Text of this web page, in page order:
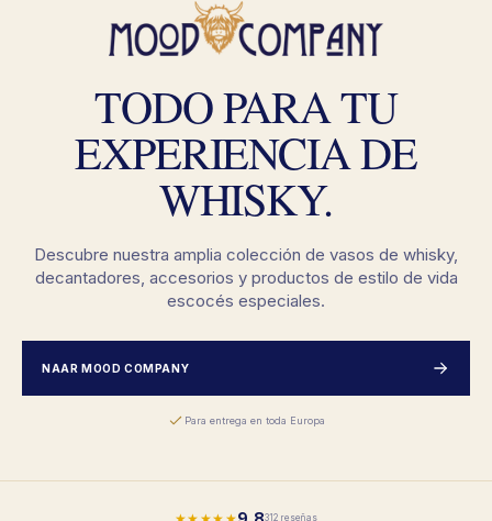
TODO PARA TU
EXPERIENCIA DE
WHISKY.
Descubre nuestra amplia colección de vasos de whisky,
decantadores, accesorios y productos de estilo de vida
escocés especiales.
NAAR MOOD COMPANY
Para entrega en toda Europa
★★★★★ 312 reseñas